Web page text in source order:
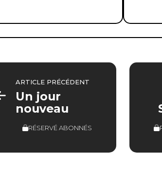
ARTICLE PRÉCÉDENT
Un jour
nouveau
RÉSERVÉ ABONNÉS